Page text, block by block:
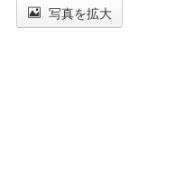
写真を拡大